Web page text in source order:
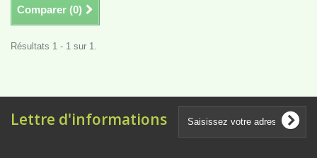
Comparer (0)
Résultats 1 - 1 sur 1.
Lettre d'informations